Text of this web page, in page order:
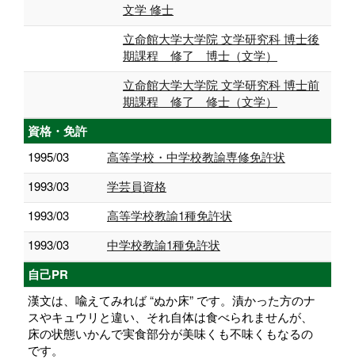
文学 修士
立命館大学大学院 文学研究科 博士後
期課程 修了 博士（文学）
立命館大学大学院 文学研究科 博士前
期課程 修了 修士（文学）
資格・免許
1995/03
高等学校・中学校教諭専修免許状
1993/03
学芸員資格
1993/03
高等学校教諭1種免許状
1993/03
中学校教諭1種免許状
自己PR
漢文は、喩えてみれば “ぬか床” です。漬かった方のナ
スやキュウリと違い、それ自体は食べられませんが、
床の状態いかんで実食部分が美味くも不味くもなるの
です。